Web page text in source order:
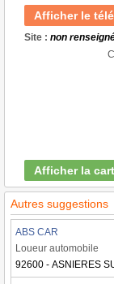
Afficher le
Site : non
Afficher la
Autres suggestions
ABS CAR
Loueur automobile
92600 - ASNIERES